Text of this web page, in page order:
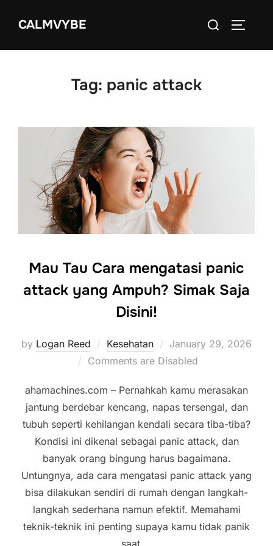
CALMVYBE
Search
Tag: panic attack
Mau Tau Cara mengatasi panic
attack yang Ampuh? Simak Saja
Disini!
by Logan Reed Kesehatan
Posted
on
January 29, 2026
Comments are Disabled
ahamachines.com – Pernahkah kamu merasakan
jantung berdebar kencang, napas tersengal, dan
tubuh seperti kehilangan kendali secara tiba-tiba?
Kondisi ini dikenal sebagai panic attack, dan
banyak orang bingung harus bagaimana.
Untungnya, ada cara mengatasi panic attack yang
bisa dilakukan sendiri di rumah dengan langkah-
langkah sederhana namun efektif. Memahami
teknik-teknik ini penting supaya kamu tidak panik